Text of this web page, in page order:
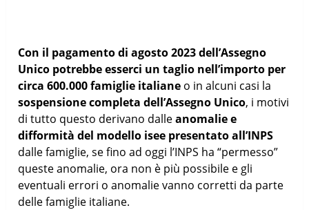
Con il pagamento di agosto 2023 dell’Assegno
Unico potrebbe esserci un taglio nell’importo per
circa 600.000 famiglie italiane o in alcuni casi la
sospensione completa dell’Assegno Unico, i motivi
di tutto questo derivano dalleanomalie e
difformità del modello isee presentato all’INPS
dalle famiglie, se fino ad oggi l’INPS ha “permesso”
queste anomalie, ora non è più possibile e gli
eventuali errori o anomalie vanno corretti da parte
delle famiglie italiane.